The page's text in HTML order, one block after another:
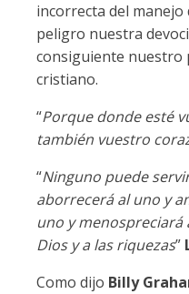
incorrecta del
peligro nuestra
consiguiente nuestro
cristiano.
“Porque donde esté
también vuestro
“Ninguno puede
aborrecerá al uno y
uno y
Dios y a las riquezas”
Como dijo Billy